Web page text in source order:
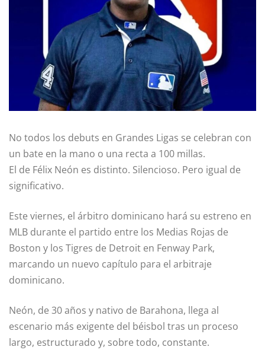
No todos los debuts en Grandes Ligas se celebran con
un bate en la mano o una recta a 100 millas.
El de Félix Neón es distinto. Silencioso. Pero igual de
significativo.
Este viernes, el árbitro dominicano hará su estreno en
MLB durante el partido entre los Medias Rojas de
Boston y los Tigres de Detroit en Fenway Park,
marcando un nuevo capítulo para el arbitraje
dominicano.
Neón, de 30 años y nativo de Barahona, llega al
escenario más exigente del béisbol tras un proceso
largo, estructurado y, sobre todo, constante.